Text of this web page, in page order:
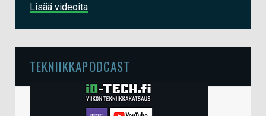
Lisää videoita
TEKNIIKKAPODCAST